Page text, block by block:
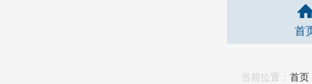
首
当前位置： 首页